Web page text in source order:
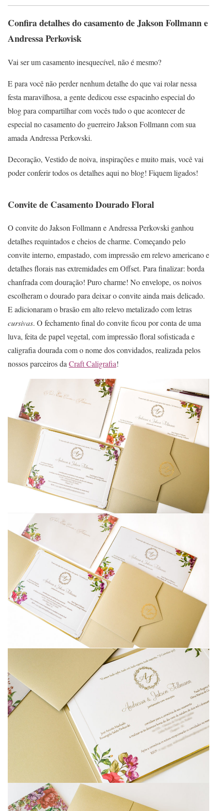
Confira detalhes do casamento de Jakson Follmann e
Andressa Perkovisk
Vai ser um casamento inesquecível, não é mesmo?
E para você não perder nenhum detalhe do que vai rolar nessa
festa maravilhosa, a gente dedicou esse espacinho especial do
blog para compartilhar com vocês tudo o que acontecer de
especial no casamento do guerreiro Jakson Follmann com sua
amada Andressa Perkovski.
Decoração, Vestido de noiva, inspirações e muito mais, você vai
poder conferir todos os detalhes aqui no blog! Fiquem ligados!
Convite de Casamento Dourado Floral
O convite do Jakson Follmann e Andressa Perkovski ganhou
detalhes requintados e cheios de charme. Começando pelo
convite interno, empastado, com impressão em relevo americano e
detalhes florais nas extremidades em Offset. Para finalizar: borda
chanfrada com douração! Puro charme! No envelope, os noivos
escolheram o dourado para deixar o convite ainda mais delicado.
E adicionaram o brasão em alto relevo metalizado com letras
cursivas. O fechamento final do convite ficou por conta de uma
luva, feita de papel vegetal, com impressão floral sofisticada e
caligrafia dourada com o nome dos convidados, realizada pelos
nossos parceiros daCraft Caligrafia!